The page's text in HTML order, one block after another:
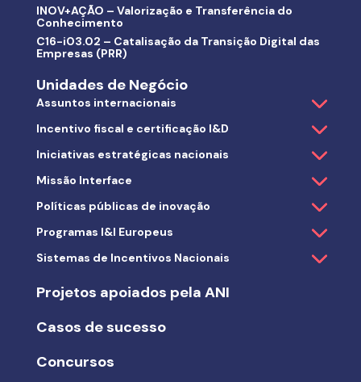
INOV+AÇÃO – Valorização e Transferência do
Conhecimento
C16-i03.02 – Catalisação da Transição Digital das
Empresas (PRR)
Unidades de Negócio
Assuntos internacionais
Incentivo fiscal e certificação I&D
Iniciativas estratégicas nacionais
Missão Interface
Políticas públicas de inovação
Programas I&I Europeus
Sistemas de Incentivos Nacionais
Projetos apoiados pela ANI
Casos de sucesso
Concursos